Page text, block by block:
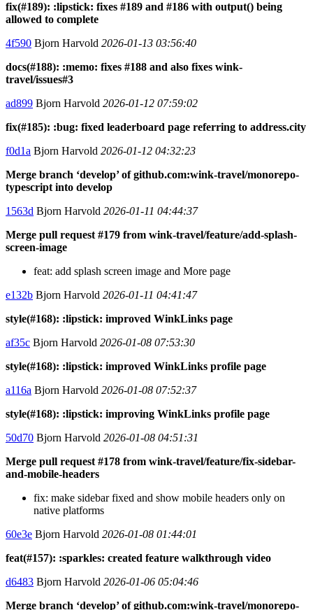
fix(#189): :lipstick: fixes #189 and #186 with output() being
allowed to complete
4f590 Bjorn Harvold 2026-01-13 03:56:40
docs(#188): :memo: fixes #188 and also fixes wink-
travel/issues#3
ad899 Bjorn Harvold 2026-01-12 07:59:02
fix(#185): :bug: fixed leaderboard page referring to address.city
f0d1a Bjorn Harvold 2026-01-12 04:32:23
Merge branch ‘develop’ of github.com:wink-travel/monorepo-
typescript into develop
1563d Bjorn Harvold 2026-01-11 04:44:37
Merge pull request #179 from wink-travel/feature/add-splash-
screen-image
feat: add splash screen image and More page
e132b Bjorn Harvold 2026-01-11 04:41:47
style(#168): :lipstick: improved WinkLinks page
af35c Bjorn Harvold 2026-01-08 07:53:30
style(#168): :lipstick: improved WinkLinks profile page
a116a Bjorn Harvold 2026-01-08 07:52:37
style(#168): :lipstick: improving WinkLinks profile page
50d70 Bjorn Harvold 2026-01-08 04:51:31
Merge pull request #178 from wink-travel/feature/fix-sidebar-
and-mobile-headers
fix: make sidebar fixed and show mobile headers only on
native platforms
60e3e Bjorn Harvold 2026-01-08 01:44:01
feat(#157): :sparkles: created feature walkthrough video
d6483 Bjorn Harvold 2026-01-06 05:04:46
Merge branch ‘develop’ of github.com:wink-travel/monorepo-